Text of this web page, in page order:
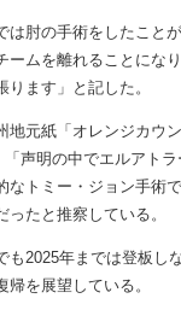
肘の手術をしたこと
ームを離れることにな
ます」と記した。
元紙「オレンジカウ
声明の中でエルアト
なトミー・ジョン手術
たと推察している。
2025年までは登板し
を展望している。